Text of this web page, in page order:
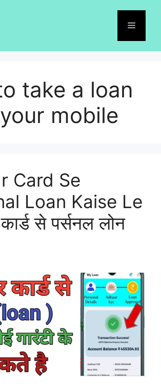
Menu
take a loan
mobile
Card Se
Loan Kaise Le
से पर्सनल लोन